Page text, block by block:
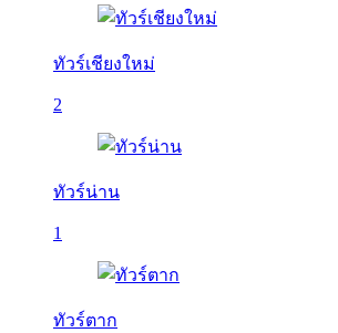
ทัวร์เชียงใหม่
2
ทัวร์น่าน
1
ทัวร์ตาก